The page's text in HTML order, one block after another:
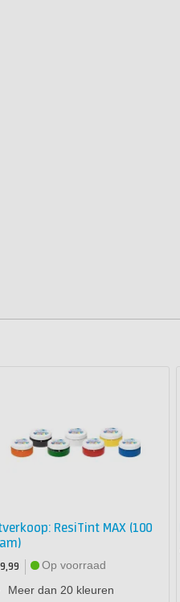
ResiTint MAX (100
Op voorraad
Meer dan 20 kleuren